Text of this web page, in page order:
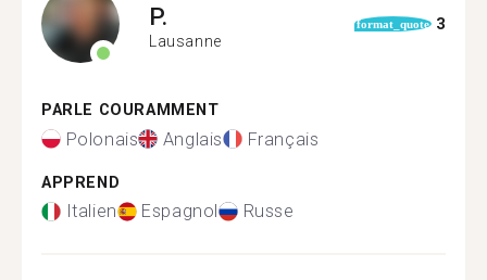
P.
Lausanne
format_quote 3
PARLE COURAMMENT
Polonais Anglais Français
APPREND
Italien Espagnol Russe